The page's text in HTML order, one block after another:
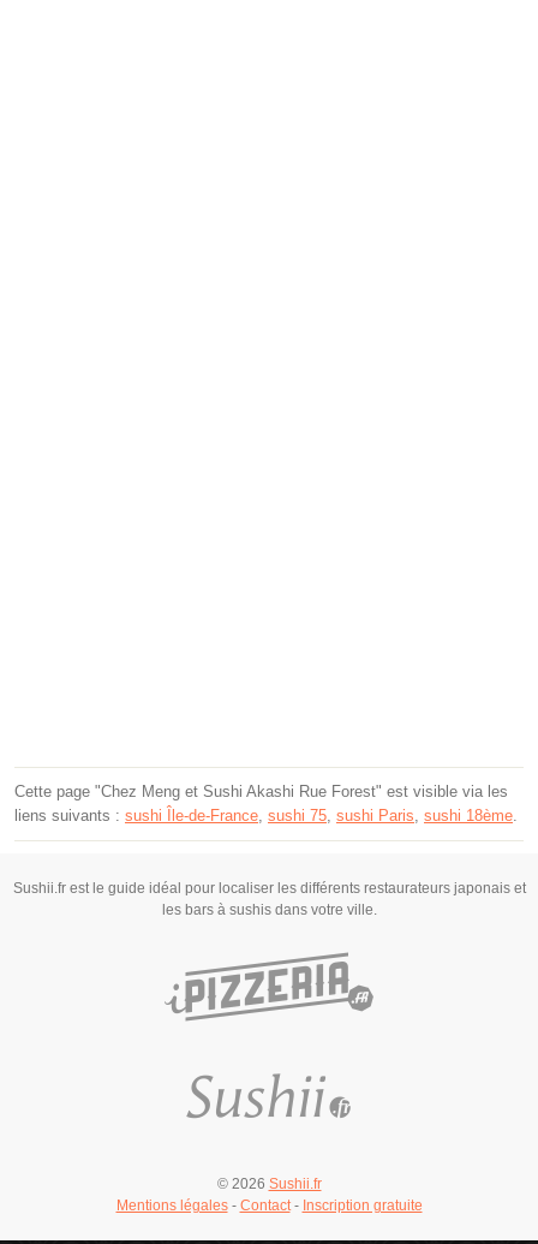
Cette page "Chez Meng et Sushi Akashi Rue Forest" est visible via les
liens suivants : sushi Île-de-France, sushi 75, sushi Paris, sushi 18ème.
Sushii.fr est le guide idéal pour localiser les différents restaurateurs japonais et
les bars à sushis dans votre ville.
© 2026 Sushii.fr
Mentions légales- Contact- Inscription gratuite